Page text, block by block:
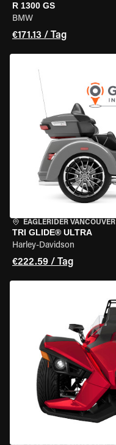
R 1300 GS
BMW
€171.13 / Tag
EAGLERIDER VANCOUVER
TRI GLIDE® ULTRA
Harley-Davidson
€222.59 / Tag